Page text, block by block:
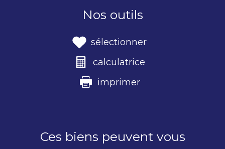
Nos outils
sélectionner
calculatrice
imprimer
Ces biens peuvent vous